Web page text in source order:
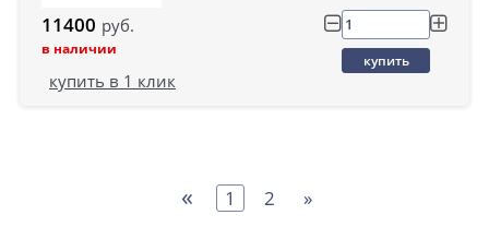
11400 руб.
в наличии
купить
купить в 1 клик
« 1 2 »